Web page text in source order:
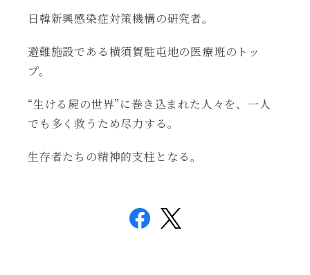
日韓新興感染症対策機構の研究者。
避難施設である横須賀駐屯地の医療班のトッ
プ。
“生ける屍の世界”に巻き込まれた人々を、一人
でも多く救うため尽力する。
生存者たちの精神的支柱となる。